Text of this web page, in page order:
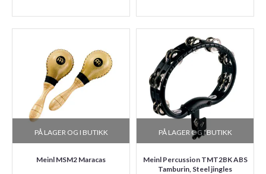
PÅ LAGER OG I BUTIKK
Meinl MSM2 Maracas
PÅ LAGER OG I BUTIKK
Meinl Percussion TMT2BK ABS
Tamburin, Steel jingles